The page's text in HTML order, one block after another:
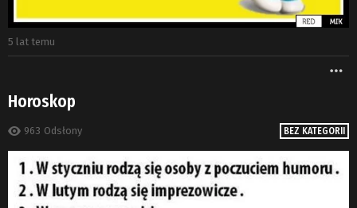
5 lat temu
BEZ KATEGORII
Horoskop
963 Odsłony